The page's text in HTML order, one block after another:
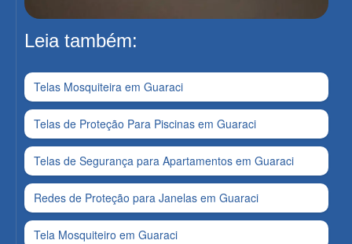
Leia também:
Telas Mosquiteira em Guaraci
Telas de Proteção Para Piscinas em Guaraci
Telas de Segurança para Apartamentos em Guaraci
Redes de Proteção para Janelas em Guaraci
Tela Mosquiteiro em Guaraci